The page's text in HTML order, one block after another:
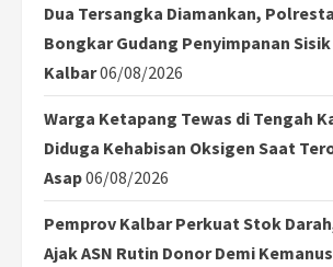
Dua Tersangka Diamankan,
Bongkar Gudang Penyimpanan
Kalbar06/08/2026
Warga Ketapang Tewas di Tengah
Diduga Kehabisan Oksigen Saat
Asap06/08/2026
Pemprov Kalbar Perkuat Stok
Ajak ASN Rutin Donor Demi